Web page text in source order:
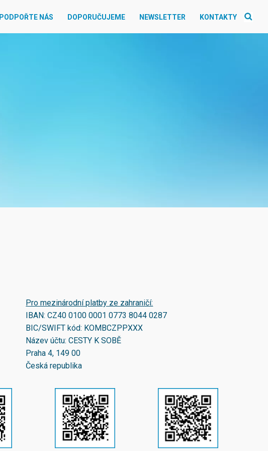
PODPOŘTE NÁS DOPORUČUJEME NEWSLETTER KONTAKTY
Pro mezinárodní platby ze zahraničí:
IBAN:CZ40 0100 0001 0773 8044 0287
BIC/SWIFT kód: KOMBCZPPXXX
Název účtu: CESTY K SOBĚ
Praha 4, 149 00
Česká republika